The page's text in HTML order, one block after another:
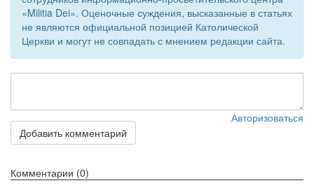
«Militia Dei». Оценочные суждения, высказанные в статьях
не являются официальной позицией Католической
Церкви и могут не совпадать с мнением редакции сайта.
Авторизоваться
Добавить комментарий
Комментарии (0)